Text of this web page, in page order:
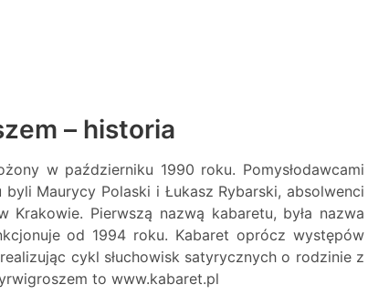
– historia
w październiku 1990 roku. Pomysłodawcami
Maurycy Polaski i Łukasz Rybarski, absolwenci
Krakowie. Pierwszą nazwą kabaretu, była nazwa
od 1994 roku. Kabaret oprócz występów
cykl słuchowisk satyrycznych o rodzinie z
to www.kabaret.pl